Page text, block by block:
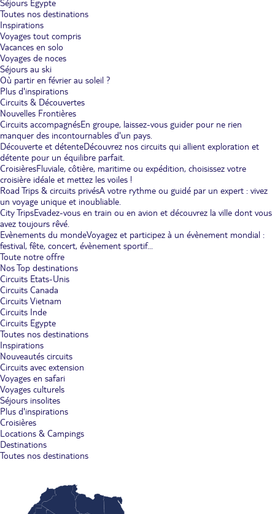
Séjours Egypte
Toutes nos destinations
Inspirations
Voyages tout compris
Vacances en solo
Voyages de noces
Séjours au ski
Où partir en février au soleil ?
Plus d'inspirations
Circuits & Découvertes
Nouvelles Frontières
Circuits accompagnésEn groupe, laissez-vous guider pour ne rien
manquer des incontournables d'un pays.
Découverte et détenteDécouvrez nos circuits qui allient exploration et
détente pour un équilibre parfait.
CroisièresFluviale, côtière, maritime ou expédition, choisissez votre
croisière idéale et mettez les voiles !
Road Trips & circuits privésA votre rythme ou guidé par un expert : vivez
un voyage unique et inoubliable.
City TripsEvadez-vous en train ou en avion et découvrez la ville dont vous
avez toujours rêvé.
Evènements du mondeVoyagez et participez à un évènement mondial :
festival, fête, concert, évènement sportif...
Toute notre offre
Nos Top destinations
Circuits Etats-Unis
Circuits Canada
Circuits Vietnam
Circuits Inde
Circuits Egypte
Toutes nos destinations
Inspirations
Nouveautés circuits
Circuits avec extension
Voyages en safari
Voyages culturels
Séjours insolites
Plus d'inspirations
Croisières
Locations & Campings
Destinations
Toutes nos destinations